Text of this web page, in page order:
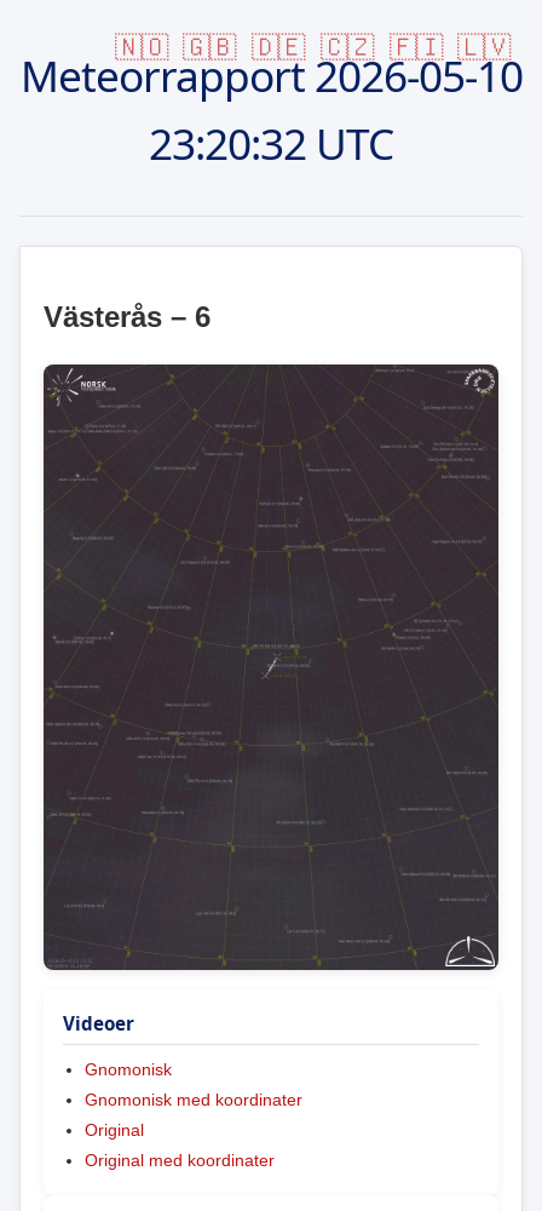
🇳🇴 🇬🇧 🇩🇪 🇨🇿 🇫🇮 🇱🇻
Meteorrapport2026-05-10
23:20:32 UTC
Västerås – 6
Videoer
Gnomonisk
Gnomonisk med koordinater
Original
Original med koordinater